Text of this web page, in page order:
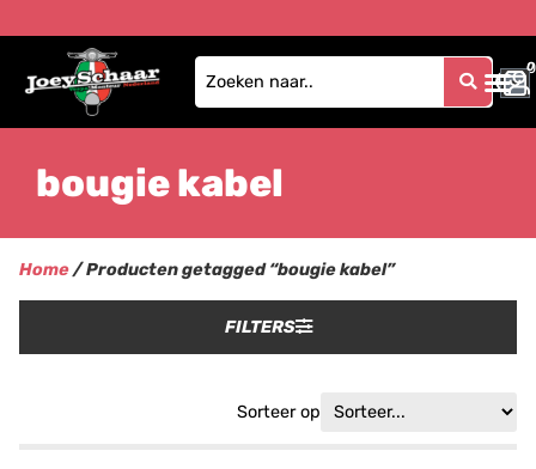
0
0
bougie kabel
Home/ Producten getagged “bougie kabel”
FILTERS
Sorteer op